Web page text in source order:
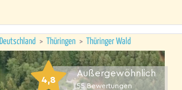
Deutschland > Thüringen > Thüringer Wald
4,8
Außergewöhnlich
55 Bewertungen